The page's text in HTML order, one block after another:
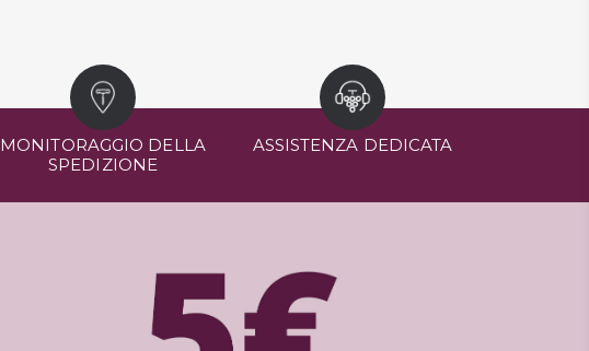
MONITORAGGIO DELLA
SPEDIZIONE
ASSISTENZA DEDICATA